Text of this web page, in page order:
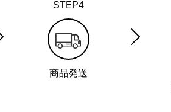
STEP4
商品発送